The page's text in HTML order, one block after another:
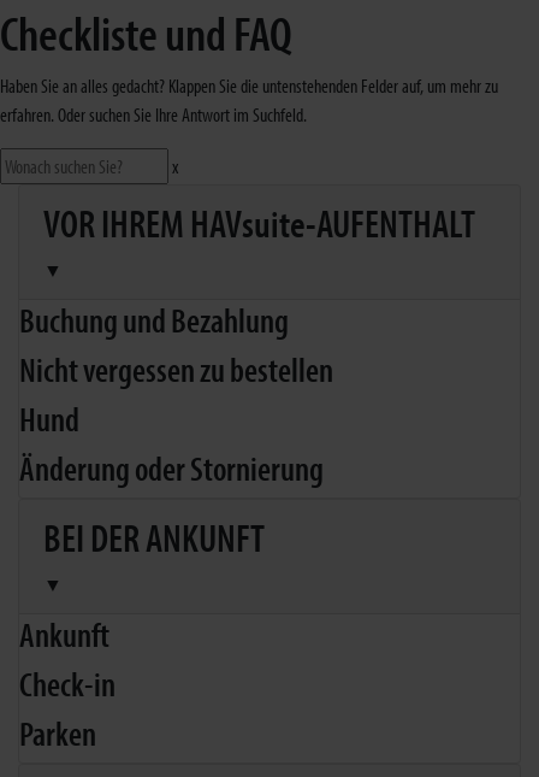
Checkliste und FAQ
Haben Sie an alles gedacht? Klappen Sie die untenstehenden Felder auf, um mehr zu
erfahren. Oder suchen Sie Ihre Antwort im Suchfeld.
x
VOR IHREM HAVsuite-AUFENTHALT
▼
Buchung und Bezahlung
Nicht vergessen zu bestellen
Hund
Änderung oder Stornierung
BEI DER ANKUNFT
▼
Ankunft
Check-in
Parken